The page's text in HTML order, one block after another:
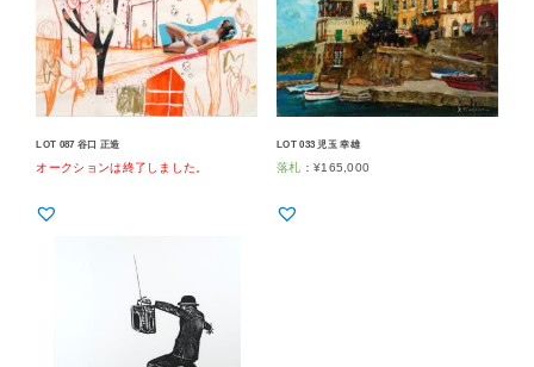
LOT 087 谷口 正造
オークションは終了しました
LOT 033 児玉 幸雄
落札 ： ¥165,000